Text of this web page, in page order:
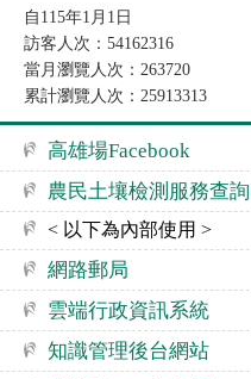
自115年1月1日
訪客人次：54162316
當月瀏覽人次：263720
累計瀏覽人次：25913313
高雄場Facebook
農民土壤檢測服務查詢
< 以下為內部使用 >
網路郵局
雲端行政資訊系統
知識管理後台網站